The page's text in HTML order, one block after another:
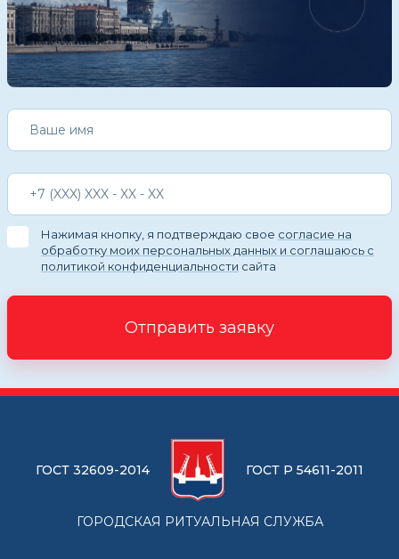
Нажимая кнопку, я подтверждаю свое согласие на
обработку моих персональных данных и соглашаюсь с
политикой конфиденциальности сайта
Отправить заявку
ГОСТ 32609-2014 ГОСТ Р 54611-2011
ГОРОДСКАЯ РИТУАЛЬНАЯ СЛУЖБА